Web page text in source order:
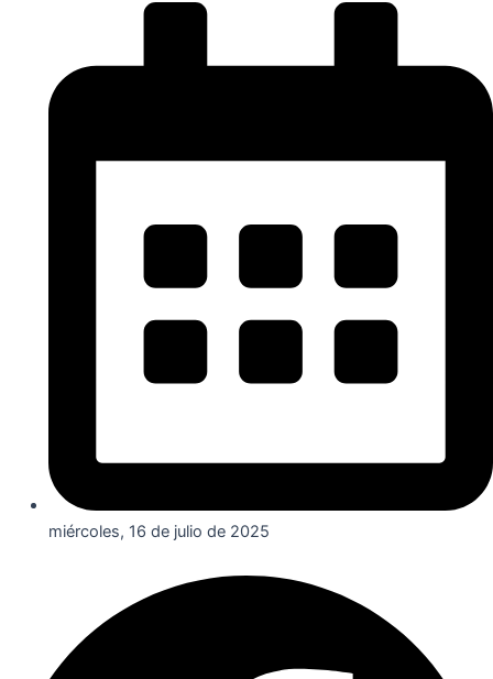
miércoles, 16 de julio de 2025